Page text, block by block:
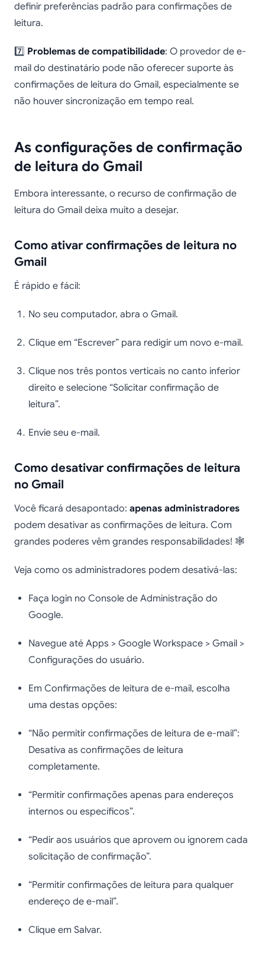
definir preferências padrão para confirmações de
leitura.
7️⃣ Problemas de compatibilidade: O provedor de e-
mail do destinatário pode não oferecer suporte às
confirmações de leitura do Gmail, especialmente se
não houver sincronização em tempo real.
As configurações de confirmação
de leitura do Gmail
Embora interessante, o recurso de confirmação de
leitura do Gmail deixa muito a desejar.
Como ativar confirmações de leitura no
Gmail
É rápido e fácil:
No seu computador, abra o Gmail.
Clique em “Escrever” para redigir um novo e-mail.
Clique nos três pontos verticais no canto inferior
direito e selecione “Solicitar confirmação de
leitura”.
Envie seu e-mail.
Como desativar confirmações de leitura
no Gmail
Você ficará desapontado: apenas administradores
podem desativar as confirmações de leitura. Com
grandes poderes vêm grandes responsabilidades! 🕸️
Veja como os administradores podem desativá-las:
Faça login no Console de Administração do
Google.
Navegue até Apps > Google Workspace > Gmail >
Configurações do usuário.
Em Confirmações de leitura de e-mail, escolha
uma destas opções:
“Não permitir confirmações de leitura de e-mail”:
Desativa as confirmações de leitura
completamente.
“Permitir confirmações apenas para endereços
internos ou específicos”.
“Pedir aos usuários que aprovem ou ignorem cada
solicitação de confirmação”.
“Permitir confirmações de leitura para qualquer
endereço de e-mail”.
Clique em Salvar.